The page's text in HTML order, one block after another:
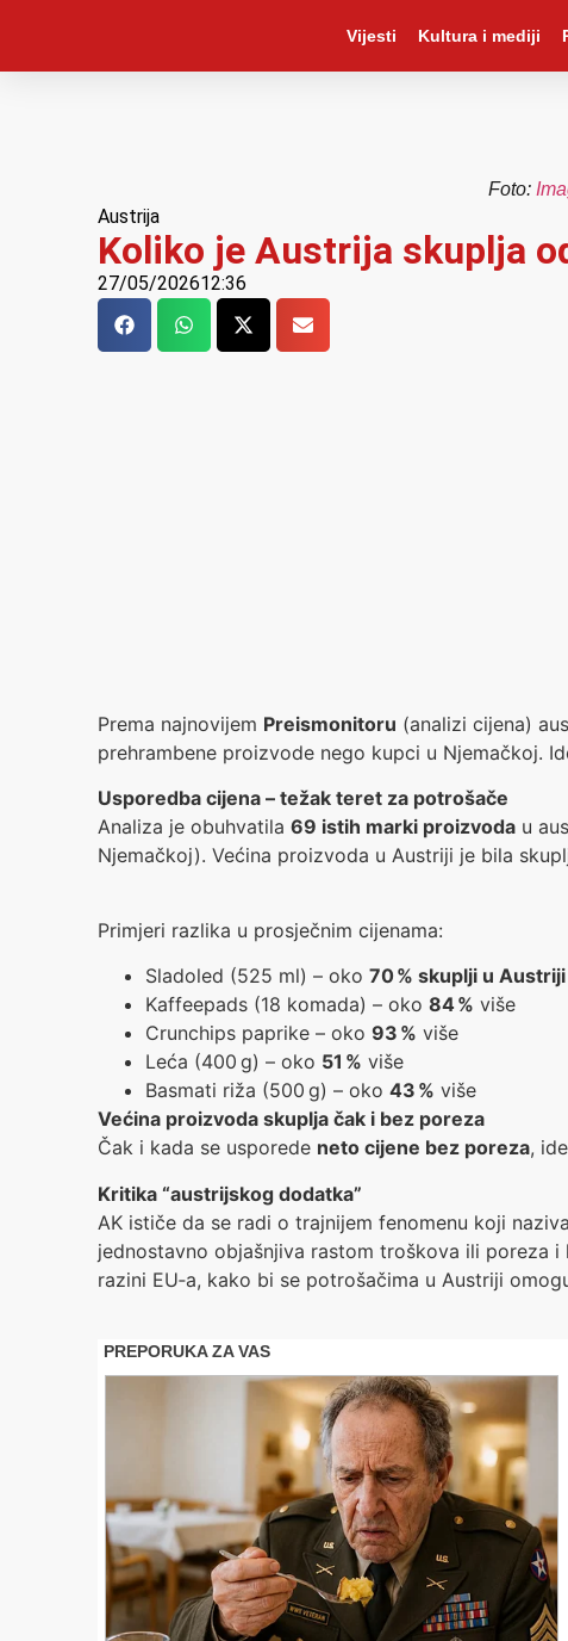
Vijesti Kultura i mediji
Foto:
Austrija
Koliko je Austrija skuplja
27/05/202612:36
Prema najnovijem Preismonitoru (analizi cijena)
prehrambene proizvode nego kupci u Njemačkoj.
Usporedba cijena – težak teret za potrošače
Analiza je obuhvatila 69 istih marki proizvoda u
Njemačkoj). Većina proizvoda u Austriji je bila
Primjeri razlika u prosječnim cijenama:
Sladoled (525 ml) – oko 70 % skuplji u Austriji
Kaffeepads (18 komada) – oko 84 % više
Crunchips paprike – oko 93 % više
Leća (400 g) – oko 51 % više
Basmati riža (500 g) – oko 43 % više
Većina proizvoda skuplja čak i bez poreza
Čak i kada se usporede neto cijene bez poreza,
Kritika “austrijskog dodatka”
AK ističe da se radi o trajnijem fenomenu koji
jednostavno objašnjiva rastom troškova ili poreza i
razini EU‑a, kako bi se potrošačima u Austriji